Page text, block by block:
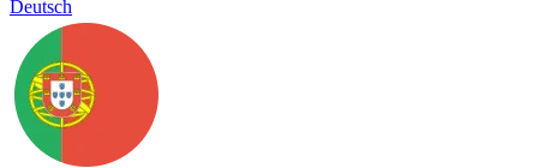
Deutsch